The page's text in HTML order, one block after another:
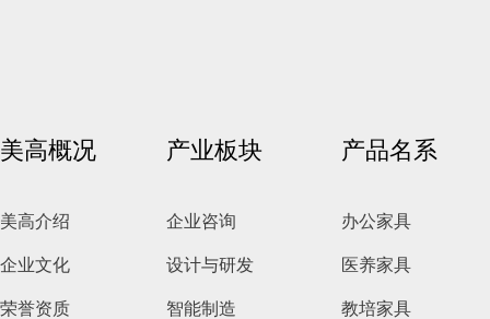
美高概况
美高介绍
企业文化
荣誉资质
产业板块
企业咨询
设计与研发
智能制造
产品名系
办公家具
医养家具
教培家具